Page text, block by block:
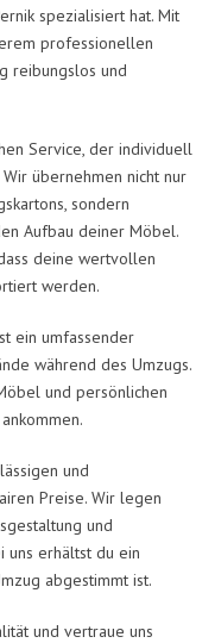
spezialisiert hat. Mit
professionellen
reibungslos und
Service, der individuell
übernehmen nicht nur
sondern
Aufbau deiner Möbel.
deine wertvollen
werden.
ein umfassender
während des Umzugs.
und persönlichen
und
Preise. Wir legen
und
uns erhältst du ein
abgestimmt ist.
und vertraue uns